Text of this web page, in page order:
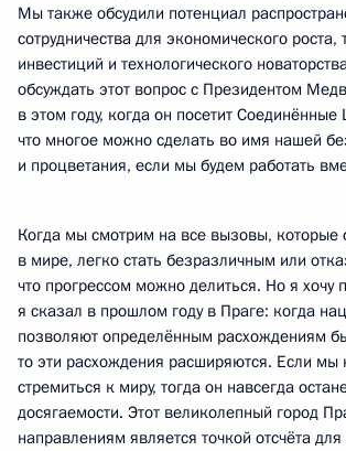
Мы также обсудили потенциал
сотрудничества для экономического роста,
инвестиций и технологического
обсуждать этот вопрос с Президентом
в этом году, когда он посетит
что многое можно сделать во имя нашей
и процветания, если мы будем работать
Когда мы смотрим на все вызовы, которые
в мире, легко стать безразличным или
что прогрессом можно делиться. Но я хочу
я сказал в прошлом году в Праге: когда
позволяют определённым расхождениям
то эти расхождения расширяются. Если мы
стремиться к миру, тогда он навсегда
досягаемости. Этот великолепный город
направлениям является точкой отсчёта